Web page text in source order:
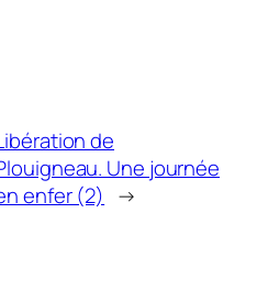
de
Une journée
enfer (2) →